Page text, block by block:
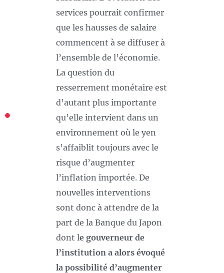
services pourrait confirmer
que les hausses de salaire
commencent à se diffuser à
l’ensemble de l’économie.
La question du
resserrement monétaire est
d’autant plus importante
qu’elle intervient dans un
environnement où le yen
s’affaiblit toujours avec le
risque d’augmenter
l’inflation importée. De
nouvelles interventions
sont donc à attendre de la
part de la Banque du Japon
dont le gouverneur de
l’institution a alors évoqué
la possibilité d’augmenter